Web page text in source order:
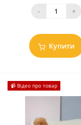
- +
Купити
📹 Відео про товар